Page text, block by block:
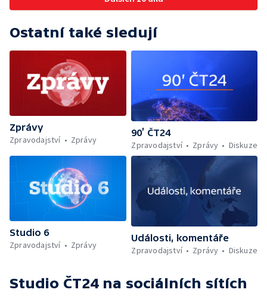
Ostatní také sledují
Zprávy
Zpravodajství
Zprávy
90’ ČT24
Zpravodajství
Zprávy Diskuze
Studio 6
Zpravodajství
Zprávy
Události, komentáře
Zpravodajství
Zprávy Diskuze
Studio ČT24 na sociálních sítích